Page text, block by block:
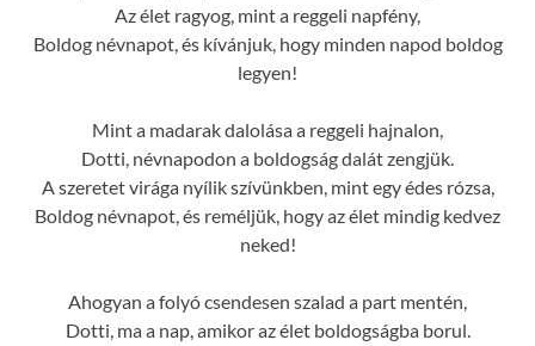
Az élet ragyog, mint a reggeli napfény,
Boldog névnapot, és kívánjuk, hogy minden napod boldog
legyen!
Mint a madarak dalolása a reggeli hajnalon,
Dotti, névnapodon a boldogság dalát zengjük.
A szeretet virága nyílik szívünkben, mint egy édes rózsa,
Boldog névnapot, és reméljük, hogy az élet mindig kedvez
neked!
Ahogyan a folyó csendesen szalad a part mentén,
Dotti, ma a nap, amikor az élet boldogságba borul.